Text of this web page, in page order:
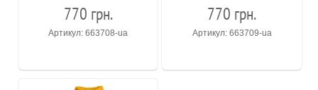
770 грн.
Артикул: 663708-ua
770 грн.
Артикул: 663709-ua